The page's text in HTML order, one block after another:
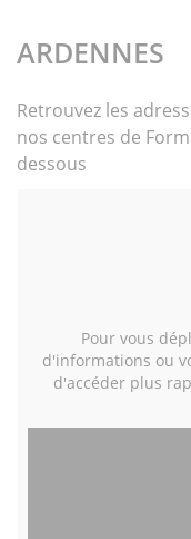
ARDENNES
Retrouvez les
nos centres de
dessous
Pour vous
d'informations ou
d'accéder plus